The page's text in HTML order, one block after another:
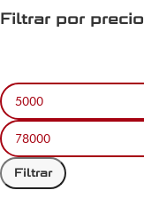
Filtrar por precio
Filtrar